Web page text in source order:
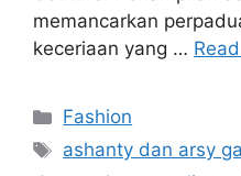
memancarkan
keceriaan yang …
Categories
Fashion
Tags
ashanty dan arsy